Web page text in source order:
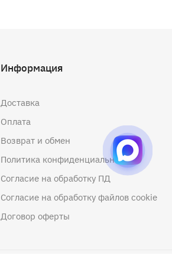
Информация
Доставка
Оплата
Возврат и обмен
Политика конфиденциальности
Согласие на обработку ПД
Согласие на обработку файлов cookie
Договор оферты